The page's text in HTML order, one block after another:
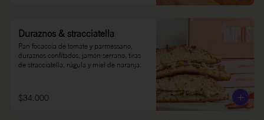
Duraznos & stracciatella
Pan focaccia de tomate y parmessano,
duraznos confitados, jamón serrano, tiras
de stracciatella, rúgula y miel de naranja.
$34.000